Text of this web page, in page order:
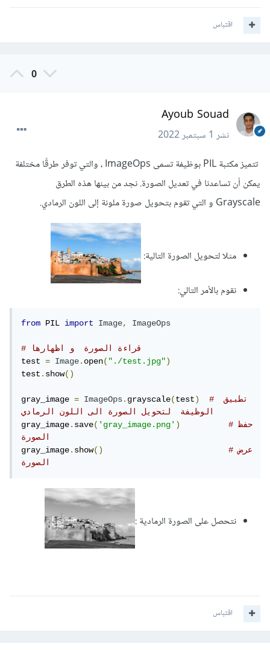
اقتباس
0
Ayoub Souad
نشر1 سبتمبر 2022
تتميز مكتبة PIL بوظيفة تسمى ImageOps ، والتي توفر طرقًا مختلفة
يمكن أن تساعدنا في تعديل الصورة. نجد من بينها هذه الطرق
Grayscale و التي تقوم بتحويل صورة ملونة إلى اللون الرمادي.
مثلا لتحويل الصورة التالية:
نقوم بالأمر التالي:
from PIL import Image, ImageOps
# قراءة الصورة  و اظهارها
test = Image.open("./test.jpg")
test.show()
gray_image = ImageOps.grayscale(test)
# تطبيق
الوظيفة  لتحويل الصورة الى اللون الرمادي
gray_image.save('gray_image.png')
#حفظ
الصورة
gray_image.show()
#عرض
الصورة
نتحصل على الصورة الرمادية :
اقتباس